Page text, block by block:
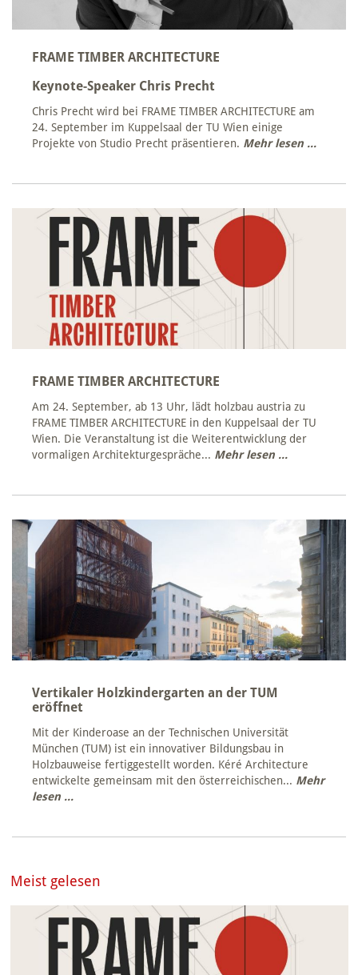
FRAME TIMBER ARCHITECTURE
Keynote-Speaker Chris Precht
Chris Precht wird bei FRAME TIMBER ARCHITECTURE am
24. September im Kuppelsaal der TU Wien einige
Projekte von Studio Precht präsentieren. Mehr lesen ...
FRAME TIMBER ARCHITECTURE
Am 24. September, ab 13 Uhr, lädt holzbau austria zu
FRAME TIMBER ARCHITECTURE in den Kuppelsaal der TU
Wien. Die Veranstaltung ist die Weiterentwicklung der
vormaligen Architekturgespräche... Mehr lesen ...
Vertikaler Holzkindergarten an der TUM
eröffnet
Mit der Kinderoase an der Technischen Universität
München (TUM) ist ein innovativer Bildungsbau in
Holzbauweise fertiggestellt worden. Kéré Architecture
entwickelte gemeinsam mit den österreichischen... Mehr
lesen ...
Meist gelesen